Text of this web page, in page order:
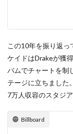
この10年を振り返っ
ケイドはDrakeが獲
バムでチャートを制
テージに立ちました
7万人収容のスタジ
Billboard